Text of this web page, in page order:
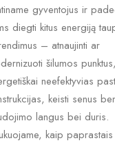
gyventojus ir
diegti kitus energiją
– atnaujinti ar
šilumos
neefektyvias
keisti senus
langus bei duris.
kaip